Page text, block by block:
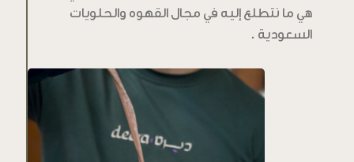
هي ما نتطلع إليه في مجال القهوه والحلويات
السعودية .